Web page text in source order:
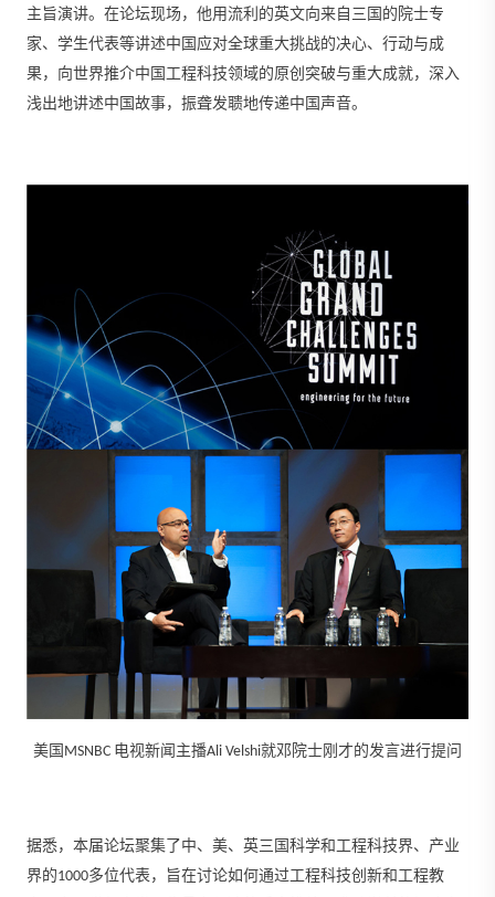
主旨演讲。在论坛现场，他用流利的英文向来自三国的院士专
家、学生代表等讲述中国应对全球重大挑战的决心、行动与成
果，向世界推介中国工程科技领域的原创突破与重大成就，深入
浅出地讲述中国故事，振聋发聩地传递中国声音。
美国MSNBC 电视新闻主播Ali Velshi就邓院士刚才的发言进行提问
据悉，本届论坛聚集了中、美、英三国科学和工程科技界、产业
界的1000多位代表，旨在讨论如何通过工程科技创新和工程教